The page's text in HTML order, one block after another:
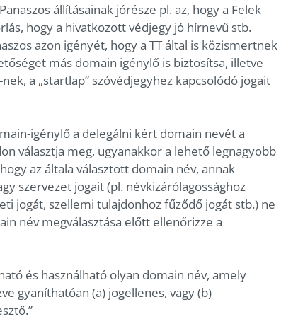
állításainak jórésze pl. az, hogy a Felek
hogy a hivatkozott védjegy jó hírnevű stb.
azon igényét, hogy a TT által is közismertnek
más domain igénylő is biztosítsa, illetve
a „startlap” szóvédjegyhez kapcsolódó jogait
igénylő a delegálni kért domain nevét a
választja meg, ugyanakkor a lehető legnagyobb
az általa választott domain név, annak
szervezet jogait (pl. névkizárólagossághoz
jogát, szellemi tulajdonhoz fűződő jogát stb.) ne
név megválasztása előtt ellenőrizze a
és használható olyan domain név, amely
gyaníthatóan (a) jogellenes, vagy (b)